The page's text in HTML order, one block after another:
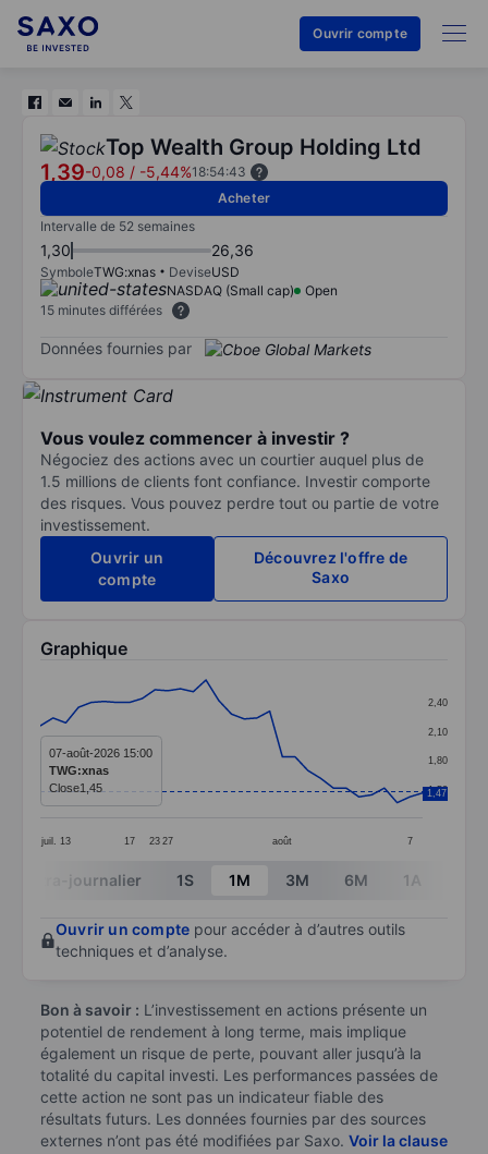
Ouvrir compte
Top Wealth Group Holding Ltd
1,39-0,08 / -5,44%18:54:43
Acheter
Intervalle de 52 semaines
1,30 26,36
SymboleTWG:xnas DeviseUSD
NASDAQ (Small cap)
Open
15 minutes différées
Données fournies par
Vous voulez commencer à investir ?
Négociez des actions avec un courtier auquel plus de
1.5 millions de clients font confiance. Investir comporte
des risques. Vous pouvez perdre tout ou partie de votre
investissement.
Ouvrir un
compte
Découvrez l'offre de
Saxo
Graphique
Line chart with 31 data points.
The chart has 1 X axis displaying categories.
The chart has 1 Y axis displaying values. Data ranges
juil. 13 17 23 27 août 7
1,50
1,80
2,10
2,40
1,47
07-août-2026 15:00
TWG:xnas
Close1,45
End of interactive chart.
Intra-journalier 1S 1M 3M 6M 1A
Ouvrir un compte pour accéder à d’autres outils
techniques et d’analyse.
Bon à savoir : L’investissement en actions présente un
potentiel de rendement à long terme, mais implique
également un risque de perte, pouvant aller jusqu’à la
totalité du capital investi. Les performances passées de
cette action ne sont pas un indicateur fiable des
résultats futurs. Les données fournies par des sources
externes n’ont pas été modifiées par Saxo. Voir la clause